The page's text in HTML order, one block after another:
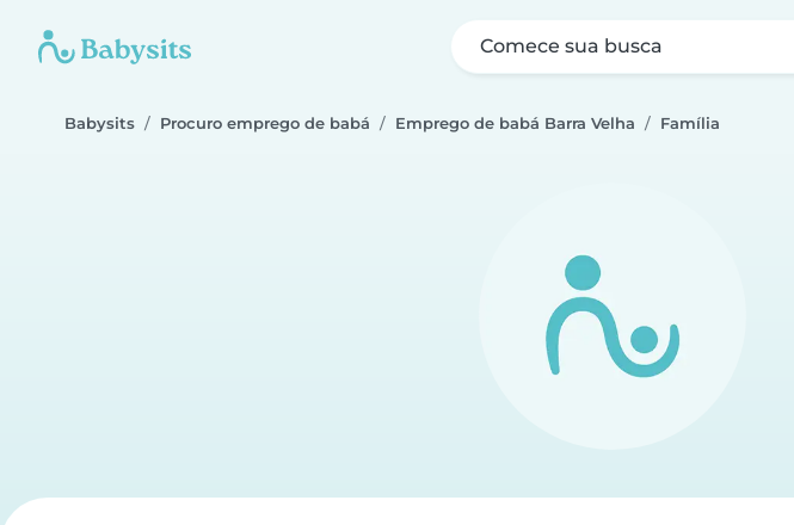
Comece sua busca
Babysits Procuro emprego de babá Emprego de babá Barra Velha Família